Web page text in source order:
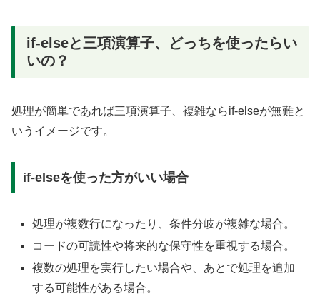
if-elseと三項演算子、どっちを使ったらい
いの？
処理が簡単であれば三項演算子、複雑ならif-elseが無難と
いうイメージです。
if-elseを使った方がいい場合
処理が複数行になったり、条件分岐が複雑な場合。
コードの可読性や将来的な保守性を重視する場合。
複数の処理を実行したい場合や、あとで処理を追加
する可能性がある場合。